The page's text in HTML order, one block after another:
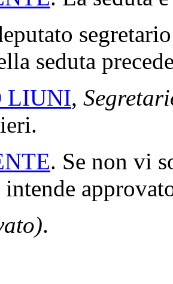
seduta
LIUNI,
. Se non vi
.